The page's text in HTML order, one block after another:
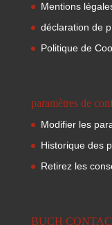
Mentions
déclaration de
Politique de
paramètres de
Modifier les
Historique des
Retirez les
BUCH